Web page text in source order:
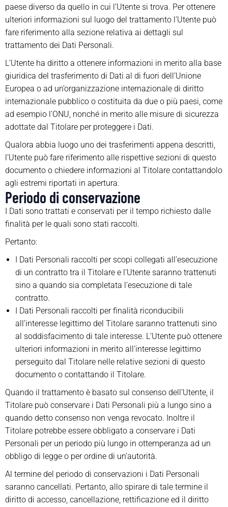
paese diverso da quello in cui l’Utente si trova. Per ottenere
ulteriori informazioni sul luogo del trattamento l’Utente può
fare riferimento alla sezione relativa ai dettagli sul
trattamento dei Dati Personali.
L’Utente ha diritto a ottenere informazioni in merito alla base
giuridica del trasferimento di Dati al di fuori dell’Unione
Europea o ad un’organizzazione internazionale di diritto
internazionale pubblico o costituita da due o più paesi, come
ad esempio l’ONU, nonché in merito alle misure di sicurezza
adottate dal Titolare per proteggere i Dati.
Qualora abbia luogo uno dei trasferimenti appena descritti,
l’Utente può fare riferimento alle rispettive sezioni di questo
documento o chiedere informazioni al Titolare contattandolo
agli estremi riportati in apertura.
Periodo di conservazione
I Dati sono trattati e conservati per il tempo richiesto dalle
finalità per le quali sono stati raccolti.
Pertanto:
I Dati Personali raccolti per scopi collegati all’esecuzione
di un contratto tra il Titolare e l’Utente saranno trattenuti
sino a quando sia completata l’esecuzione di tale
contratto.
I Dati Personali raccolti per finalità riconducibili
all’interesse legittimo del Titolare saranno trattenuti sino
al soddisfacimento di tale interesse. L’Utente può ottenere
ulteriori informazioni in merito all’interesse legittimo
perseguito dal Titolare nelle relative sezioni di questo
documento o contattando il Titolare.
Quando il trattamento è basato sul consenso dell’Utente, il
Titolare può conservare i Dati Personali più a lungo sino a
quando detto consenso non venga revocato. Inoltre il
Titolare potrebbe essere obbligato a conservare i Dati
Personali per un periodo più lungo in ottemperanza ad un
obbligo di legge o per ordine di un’autorità.
Al termine del periodo di conservazioni i Dati Personali
saranno cancellati. Pertanto, allo spirare di tale termine il
diritto di accesso, cancellazione, rettificazione ed il diritto